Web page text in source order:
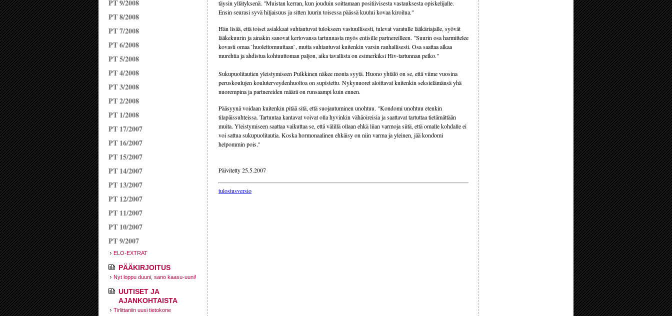
PT 9/2008
PT 8/2008
PT 7/2008
PT 6/2008
PT 5/2008
PT 4/2008
PT 3/2008
PT 2/2008
PT 1/2008
PT 17/2007
PT 16/2007
PT 15/2007
PT 14/2007
PT 13/2007
PT 12/2007
PT 11/2007
PT 10/2007
PT 9/2007
ELO-EXTRAT
PÄÄKIRJOITUS
Nyt loppu duuni, sano kaasu-uuni!
UUTISET JA
AJANKOHTAISTA
Tirlittaniin uusi tietokone
täysin yllätyksenä. "Muistan kerran, kun jouduin soittamaan positiivisesta vastauksesta opiskelijalle.
Ensin seurasi syvä hiljaisuus ja sitten luurin toisessa päässä kuului kovaa kiroilua."
Hän lisää, että toiset asiakkaat suhtautuvat tulokseen vastuullisesti, tulevat varatulle lääkäriajalle, syövät
lääkekuurin ja ainakin sanovat kertovansa tartunnasta myös entisille partnereilleen. "Suurin osa harmittelee
kovasti omaa `huolettomuuttaan`, mutta suhtautuvat kuitenkin varsin rauhallisesti. Osa saattaa alkaa
murehtia ja ahdistua kohtuuttoman paljon, aika tavallista on esimerkiksi Hiv-tartunnan pelko."
Sukupuolitautien yleistymiseen Pulkkinen näkee monta syytä. Huono yhtälö on se, että viime vuosina
peruskoulujen kouluterveydenhuoltoa on supistettu. Nykynuoret aloittavat kuitenkin seksielämänsä yhä
nuorempina ja partnereiden määrä on runsaampi kuin ennen.
Pääsyynä voidaan kuitenkin pitää sitä, että suojautuminen unohtuu. "Kondomi unohtuu etenkin
tilapäissuhteissa. Tartuntaa kantavat voivat olla hyvinkin vähäoireisia ja saattavat tartuttaa tietämättään
muita. Yleistymiseen saattaa vaikuttaa se, että välillä ollaan ehkä liian varmoja siitä, että omalle kohdalle ei
voi sattua sukupuolitautia. Koska hormonaalinen ehkäisy on niin varma ja yleinen, jää kondomi
helpommin pois."
Päivitetty 25.5.2007
tulostusversio